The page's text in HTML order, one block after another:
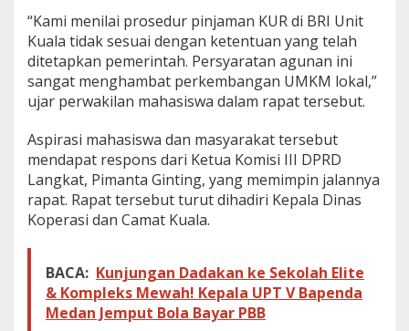
a
r
R
D
P
T
r
k
a
t
K
“Kami menilai prosedur pinjaman KUR di BRI Unit
Kuala tidak sesuai dengan ketentuan yang telah
ditetapkan pemerintah. Persyaratan agunan ini
sangat menghambat perkembangan UMKM lokal,”
ujar perwakilan mahasiswa dalam rapat tersebut.
Aspirasi mahasiswa dan masyarakat tersebut
mendapat respons dari Ketua Komisi III DPRD
Langkat, Pimanta Ginting, yang memimpin jalannya
rapat. Rapat tersebut turut dihadiri Kepala Dinas
Koperasi dan Camat Kuala.
BACA: Kunjungan Dadakan ke Sekolah Elite
& Kompleks Mewah! Kepala UPT V Bapenda
Medan Jemput Bola Bayar PBB